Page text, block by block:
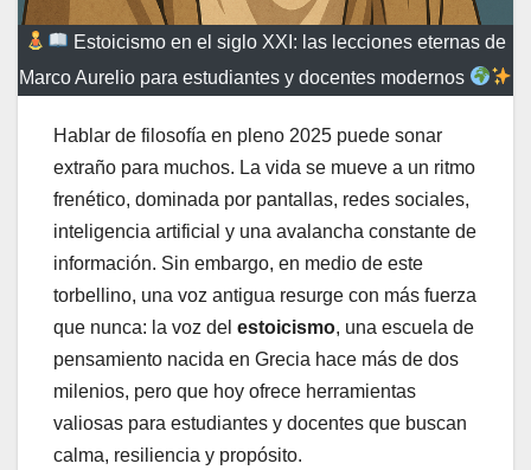
Estoicismo en el siglo XXI: las lecciones eternas de
Marco Aurelio para estudiantes y docentes modernos
Hablar de filosofía en pleno 2025 puede sonar
extraño para muchos. La vida se mueve a un ritmo
frenético, dominada por pantallas, redes sociales,
inteligencia artificial y una avalancha constante de
información. Sin embargo, en medio de este
torbellino, una voz antigua resurge con más fuerza
que nunca: la voz del estoicismo, una escuela de
pensamiento nacida en Grecia hace más de dos
milenios, pero que hoy ofrece herramientas
valiosas para estudiantes y docentes que buscan
calma, resiliencia y propósito.